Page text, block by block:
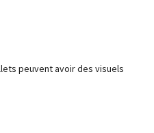
peuvent avoir des visuels